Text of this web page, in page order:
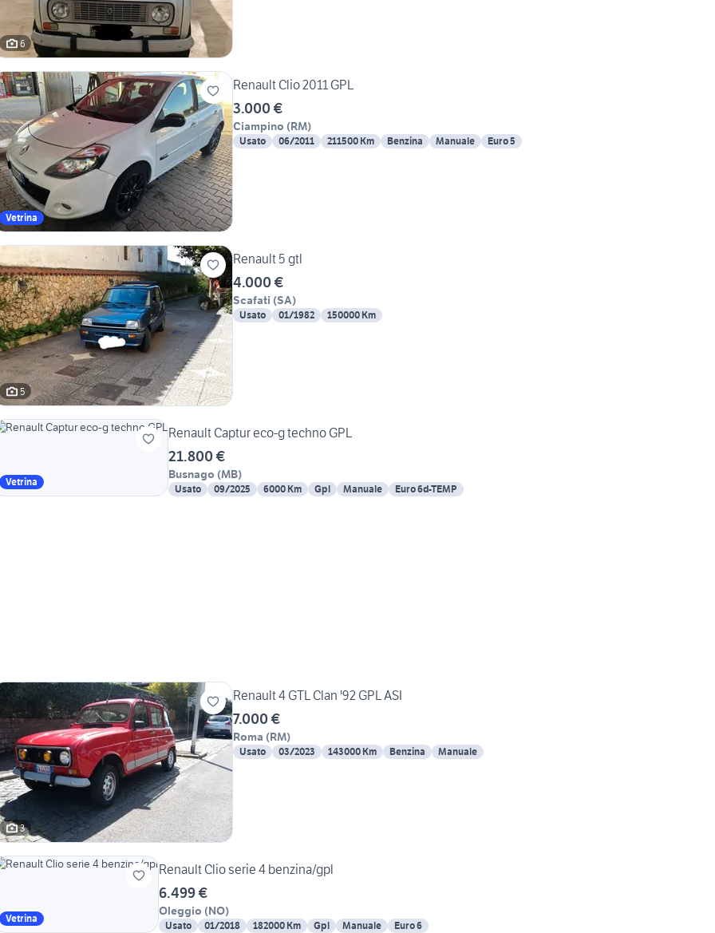
6
Vetrina
Renault Clio 2011 GPL
3.000 €
Ciampino (RM)
Usato 06/2011 211500 Km Benzina Manuale Euro 5
5
Renault 5 gtl
4.000 €
Scafati (SA)
Usato 01/1982 150000 Km
Vetrina
Renault Captur eco-g techno GPL
21.800 €
Busnago (MB)
Usato 09/2025 6000 Km Gpl Manuale Euro 6d-TEMP
3
Renault 4 GTL Clan '92 GPL ASI
7.000 €
Roma (RM)
Usato 03/2023 143000 Km Benzina Manuale
Vetrina
Renault Clio serie 4 benzina/gpl
6.499 €
Oleggio (NO)
Usato 01/2018 182000 Km Gpl Manuale Euro 6